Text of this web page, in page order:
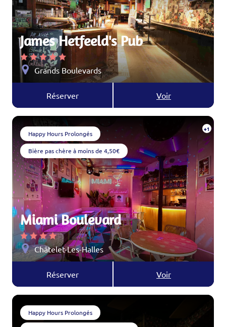
James Hetfeeld's Pub
Grands Boulevards
Réserver Voir
Happy Hours Prolongés
Bière pas chère à moins de 4,50€
+1
Miami Boulevard
Châtelet-Les-Halles
Réserver Voir
Happy Hours Prolongés